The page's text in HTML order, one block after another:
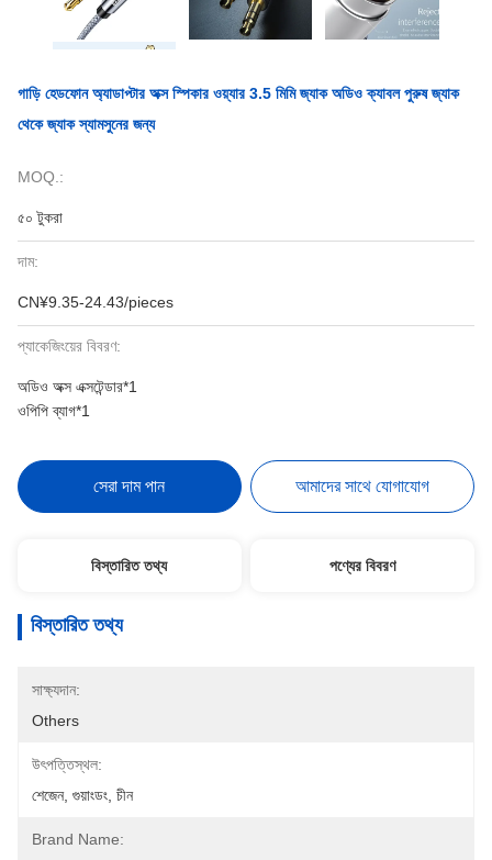
গাড়ি হেডফোন অ্যাডাপ্টার অক্স স্পিকার ওয়্যার 3.5 মিমি জ্যাক অডিও ক্যাবল পুরুষ জ্যাক
থেকে জ্যাক স্যামসুনের জন্য
MOQ.:
৫০ টুকরা
দাম:
CN¥9.35-24.43/pieces
প্যাকেজিংয়ের বিবরণ:
অডিও অক্স এক্সটেন্ডার*1
ওপিপি ব্যাগ*1
সেরা দাম পান আমাদের সাথে যোগাযোগ
বিস্তারিত তথ্য পণ্যের বিবরণ
বিস্তারিত তথ্য
সাক্ষ্যদান:
Others
উৎপত্তিস্থল:
শেজেন, গুয়াংডং, চীন
Brand Name: